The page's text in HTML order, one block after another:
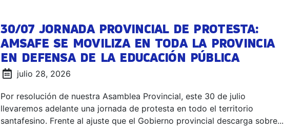
30/07 JORNADA PROVINCIAL DE PROTESTA:
AMSAFE SE MOVILIZA EN TODA LA PROVINCIA
EN DEFENSA DE LA EDUCACIÓN PÚBLICA
julio 28, 2026
Por resolución de nuestra Asamblea Provincial, este 30 de julio
llevaremos adelante una jornada de protesta en todo el territorio
santafesino. Frente al ajuste que el Gobierno provincial descarga sobre...